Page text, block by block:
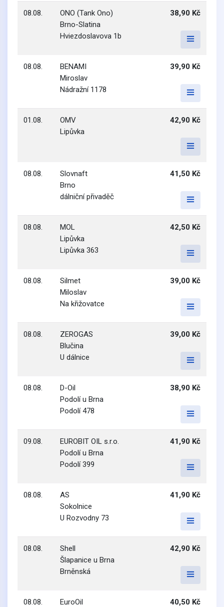
08.08.
ONO (Tank Ono)
Brno-Slatina
Hviezdoslavova 1b
38,90 Kč
08.08.
BENAMI
Miroslav
Nádražní 1178
39,90 Kč
01.08.
OMV
Lipůvka
42,90 Kč
08.08.
Slovnaft
Brno
dálniční přivaděč
41,50 Kč
08.08.
MOL
Lipůvka
Lipůvka 363
42,50 Kč
08.08.
Silmet
Miloslav
Na křižovatce
39,00 Kč
08.08.
ZEROGAS
Blučina
U dálnice
39,00 Kč
08.08.
D-Oil
Podolí u Brna
Podolí 478
38,90 Kč
09.08.
EUROBIT OIL s.r.o.
Podolí u Brna
Podolí 399
41,90 Kč
08.08.
AS
Sokolnice
U Rozvodny 73
41,90 Kč
08.08.
Shell
Šlapanice u Brna
Brněnská
42,90 Kč
08.08.
EuroOil
40,50 Kč